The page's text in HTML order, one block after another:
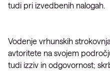
tudi pri izvedbenih nalogah.
Vodenje vrhunskih
avtoritete na svojem
tudi izziv in odgovornost;